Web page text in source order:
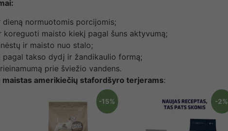
normuotomis porcijomis;
koreguoti maisto kiekį pagal šuns aktyvumą;
ir maisto nuo stalo;
pagal takso dydį ir žandikaulio formą;
prie šviežio vandens.
maistas amerikiečių stafordšyro terjerams:
-15% -2%